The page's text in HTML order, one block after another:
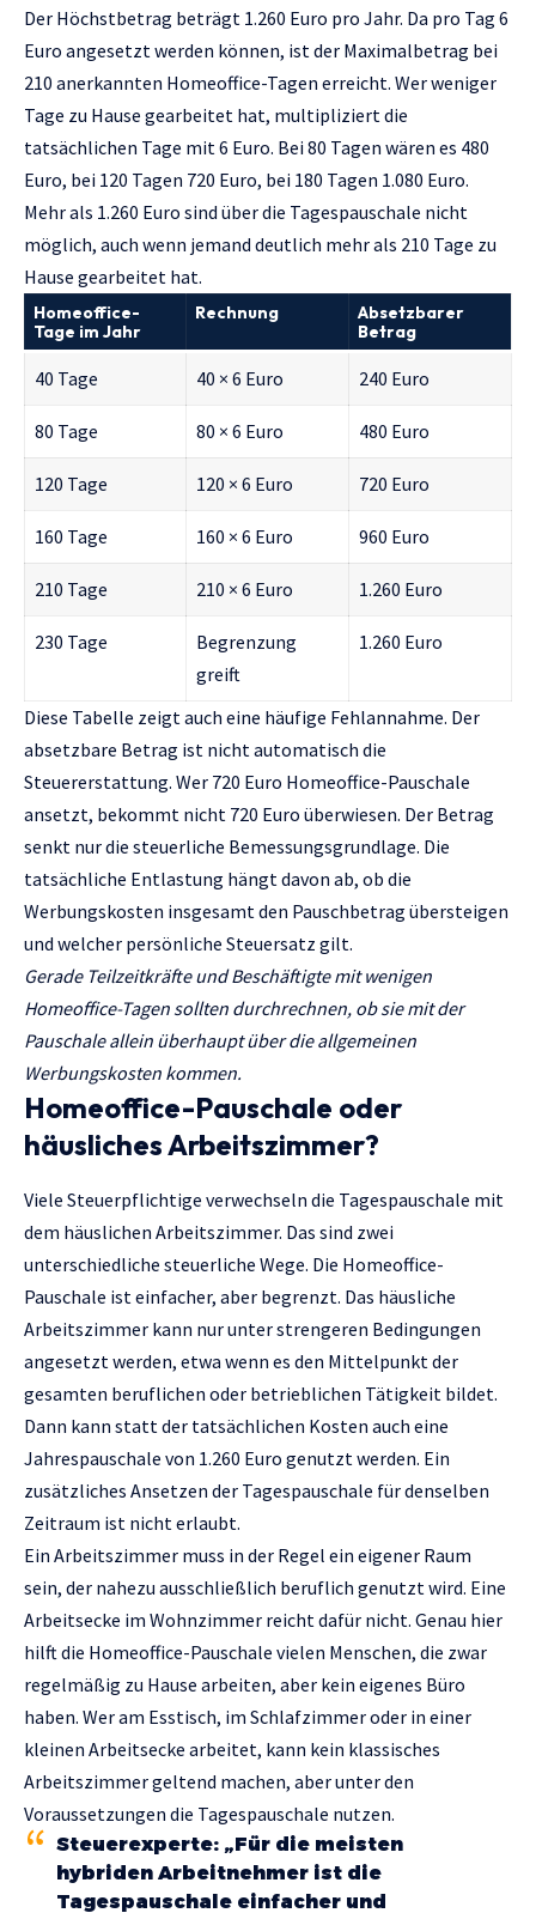
Der Höchstbetrag beträgt 1.260 Euro pro Jahr. Da pro Tag 6
Euro angesetzt werden können, ist der Maximalbetrag bei
210 anerkannten Homeoffice-Tagen erreicht. Wer weniger
Tage zu Hause gearbeitet hat, multipliziert die
tatsächlichen Tage mit 6 Euro. Bei 80 Tagen wären es 480
Euro, bei 120 Tagen 720 Euro, bei 180 Tagen 1.080 Euro.
Mehr als 1.260 Euro sind über die Tagespauschale nicht
möglich, auch wenn jemand deutlich mehr als 210 Tage zu
Hause gearbeitet hat.
Homeoffice-
Tage im Jahr
Rechnung
Absetzbarer
Betrag
40 Tage 40 × 6 Euro 240 Euro
80 Tage 80 × 6 Euro 480 Euro
120 Tage 120 × 6 Euro 720 Euro
160 Tage 160 × 6 Euro 960 Euro
210 Tage 210 × 6 Euro 1.260 Euro
230 Tage
Begrenzung
greift
1.260 Euro
Diese Tabelle zeigt auch eine häufige Fehlannahme. Der
absetzbare Betrag ist nicht automatisch die
Steuererstattung. Wer 720 Euro Homeoffice-Pauschale
ansetzt, bekommt nicht 720 Euro überwiesen. Der Betrag
senkt nur die steuerliche Bemessungsgrundlage. Die
tatsächliche Entlastung hängt davon ab, ob die
Werbungskosten insgesamt den Pauschbetrag übersteigen
und welcher persönliche Steuersatz gilt.
Gerade Teilzeitkräfte und Beschäftigte mit wenigen
Homeoffice-Tagen sollten durchrechnen, ob sie mit der
Pauschale allein überhaupt über die allgemeinen
Werbungskosten kommen.
Homeoffice-Pauschale oder
häusliches Arbeitszimmer?
Viele Steuerpflichtige verwechseln die Tagespauschale mit
dem häuslichen Arbeitszimmer. Das sind zwei
unterschiedliche steuerliche Wege. Die Homeoffice-
Pauschale ist einfacher, aber begrenzt. Das häusliche
Arbeitszimmer kann nur unter strengeren Bedingungen
angesetzt werden, etwa wenn es den Mittelpunkt der
gesamten beruflichen oder betrieblichen Tätigkeit bildet.
Dann kann statt der tatsächlichen Kosten auch eine
Jahrespauschale von 1.260 Euro genutzt werden. Ein
zusätzliches Ansetzen der Tagespauschale für denselben
Zeitraum ist nicht erlaubt.
Ein Arbeitszimmer muss in der Regel ein eigener Raum
sein, der nahezu ausschließlich beruflich genutzt wird. Eine
Arbeitsecke im Wohnzimmer reicht dafür nicht. Genau hier
hilft die Homeoffice-Pauschale vielen Menschen, die zwar
regelmäßig zu Hause arbeiten, aber kein eigenes Büro
haben. Wer am Esstisch, im Schlafzimmer oder in einer
kleinen Arbeitsecke arbeitet, kann kein klassisches
Arbeitszimmer geltend machen, aber unter den
Voraussetzungen die Tagespauschale nutzen.
Steuerexperte: „Für die meisten
hybriden Arbeitnehmer ist die
Tagespauschale einfacher und